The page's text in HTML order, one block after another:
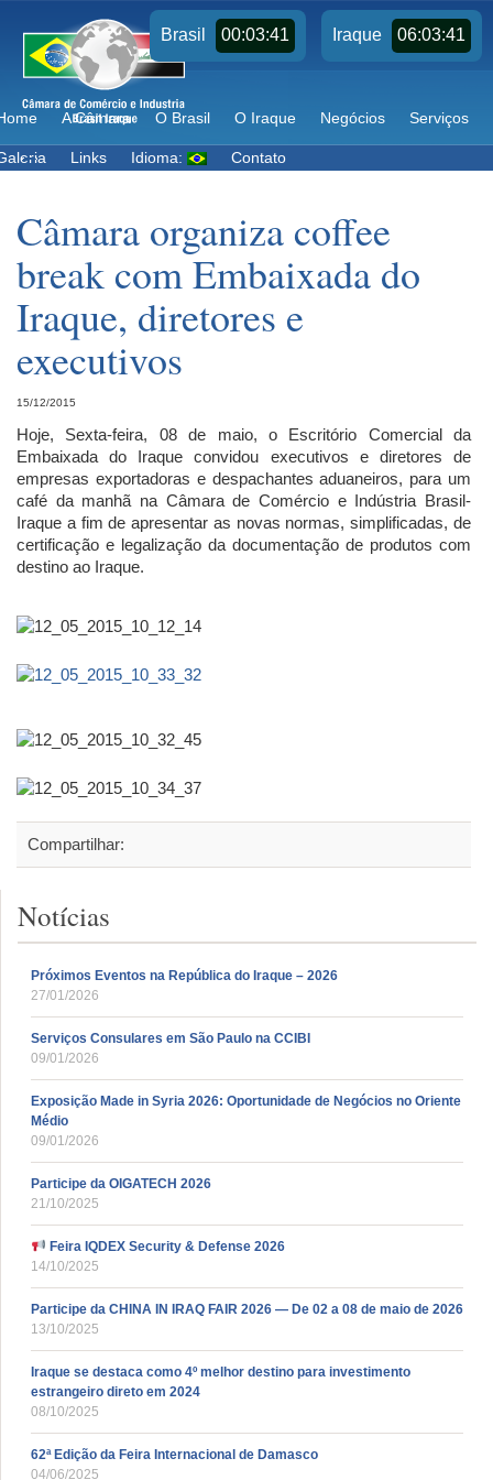
A Câmara O Brasil O Iraque Negócios Serviços
Links Idioma: Contato
Brasil 00:03:41 Iraque 06:03:41
Câmara organiza coffee
break com Embaixada do
Iraque, diretores e
executivos
15/12/2015
Hoje, Sexta-feira, 08 de maio, o Escritório Comercial da
Embaixada do Iraque convidou executivos e diretores de
empresas exportadoras e despachantes aduaneiros, para um
café da manhã na Câmara de Comércio e Indústria Brasil-
Iraque a fim de apresentar as novas normas, simplificadas, de
certificação e legalização da documentação de produtos com
destino ao Iraque.
Compartilhar:
Notícias
Próximos Eventos na República do Iraque – 2026
27/01/2026
Serviços Consulares em São Paulo na CCIBI
09/01/2026
Exposição Made in Syria 2026: Oportunidade de Negócios no Oriente
Médio
09/01/2026
Participe da OIGATECH 2026
21/10/2025
Feira IQDEX Security & Defense 2026
14/10/2025
Participe da CHINA IN IRAQ FAIR 2026 — De 02 a 08 de maio de 2026
13/10/2025
Iraque se destaca como 4º melhor destino para investimento
estrangeiro direto em 2024
08/10/2025
62ª Edição da Feira Internacional de Damasco
04/06/2025